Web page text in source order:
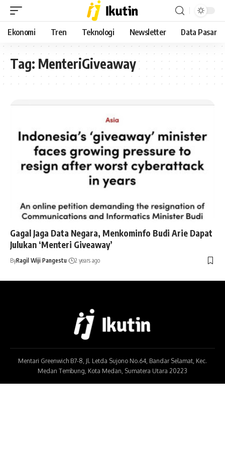
Ekonomi Tren Teknologi Newsletter Data Pasar
Tag: MenteriGiveaway
Gagal Jaga Data Negara, Menkominfo Budi Arie Dapat
Julukan ‘Menteri Giveaway’
ByRagil Wiji Pangestu 2 years ago
Mentari Greenwich B7-8, Jl. Letda Sujono No.64, Bandar Selamat, Kec.
Medan Tembung, Kota Medan, Sumatera Utara 20223